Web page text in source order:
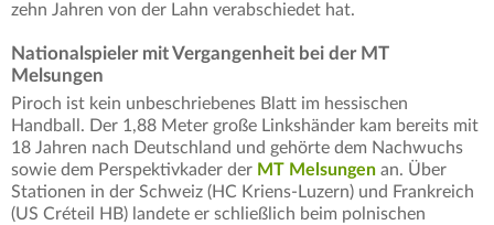
zehn Jahren von der Lahn verabschiedet hat.
Nationalspieler mit Vergangenheit bei der MT
Melsungen
Piroch ist kein unbeschriebenes Blatt im hessischen
Handball. Der 1,88 Meter große Linkshänder kam bereits mit
18 Jahren nach Deutschland und gehörte dem Nachwuchs
sowie dem Perspektivkader der MT Melsungen an. Über
Stationen in der Schweiz (HC Kriens-Luzern) und Frankreich
(US Créteil HB) landete er schließlich beim polnischen